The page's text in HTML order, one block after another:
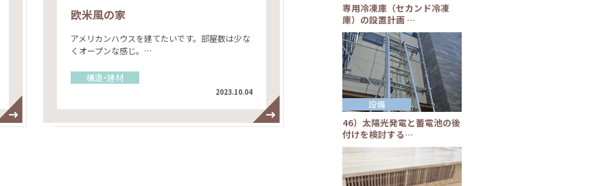
欧米風の家
アメリカンハウスを建てたいです。部屋数は少な
くオープンな感じ。…
構造・建材
2023.10.04
専用冷凍庫（セカンド冷凍
庫）の設置計画 …
46）太陽光発電と蓄電池の後
付けを検討する…
設備